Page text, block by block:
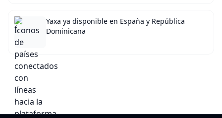
Yaxa ya disponible en España y República
Dominicana